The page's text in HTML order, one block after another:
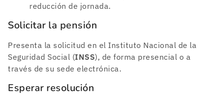
reducción de jornada.
Solicitar la pensión
Presenta la solicitud en el Instituto Nacional de la
Seguridad Social (INSS), de forma presencial o a
través de su sede electrónica.
Esperar resolución